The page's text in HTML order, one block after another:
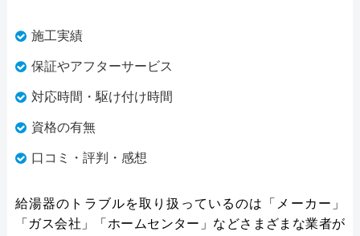
施工実績
保証やアフターサービス
対応時間・駆け付け時間
資格の有無
口コミ・評判・感想
給湯器のトラブルを取り扱っているのは「メーカー」
「ガス会社」「ホームセンター」などさまざまな業者が